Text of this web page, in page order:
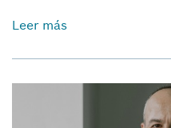
Leer más